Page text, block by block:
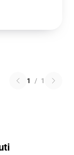
1 / 1